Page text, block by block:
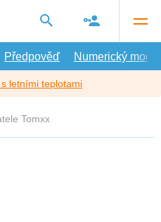
Předpověď Numerický model
letními teplotami
Tomxx